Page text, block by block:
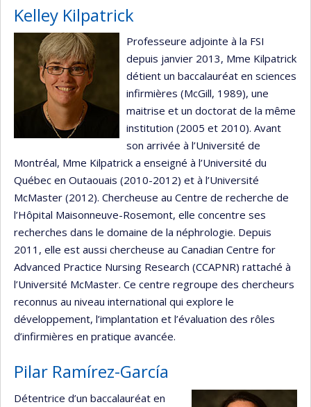
Kelley Kilpatrick
Professeure adjointe à la FSI
depuis janvier 2013, Mme Kilpatrick
détient un baccalauréat en sciences
infirmières (McGill, 1989), une
maitrise et un doctorat de la même
institution (2005 et 2010). Avant
son arrivée à l’Université de
Montréal, Mme Kilpatrick a enseigné à l’Université du
Québec en Outaouais (2010-2012) et à l’Université
McMaster (2012). Chercheuse au Centre de recherche de
l’Hôpital Maisonneuve-Rosemont, elle concentre ses
recherches dans le domaine de la néphrologie. Depuis
2011, elle est aussi chercheuse au Canadian Centre for
Advanced Practice Nursing Research (CCAPNR) rattaché à
l’Université McMaster. Ce centre regroupe des chercheurs
reconnus au niveau international qui explore le
développement, l’implantation et l’évaluation des rôles
d’infirmières en pratique avancée.
Pilar Ramírez-García
Détentrice d’un baccalauréat en